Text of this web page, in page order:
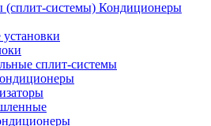
Кондиционеры
сплит-системы